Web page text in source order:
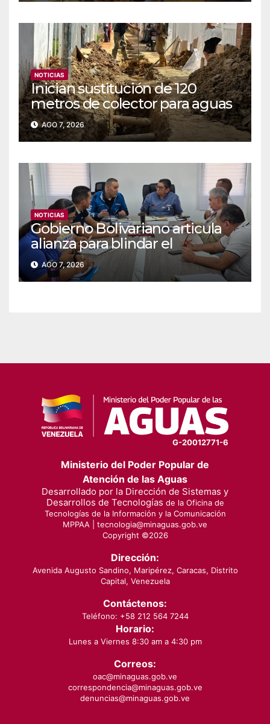
NOTICIAS
Inician sustitución de 120
metros de colector para aguas
servidas en Coche
AGO 7, 2026
NOTICIAS
Gobierno Bolivariano articula
alianza para blindar el
suministro de agua y
electricidad en Falcón
AGO 7, 2026
G-20012771-6
Ministerio del Poder Popular de
Atención de las Aguas
Desarrollado por la Dirección de Sistemas y
Desarrollos de Tecnologías de la Oficina de
Tecnologías de la Información y la Comunicación
MPPAA | tecnologia@minaguas.gob.ve
Copyright ©2026
Dirección:
Avenida Augusto Sandino, Maripérez, Caracas, Distrito
Capital, Venezuela
Contáctenos:
Teléfono: +58 212 564 7244
Horario:
Lunes a Viernes 8:30 am a 4:30 pm
Correos:
oac@minaguas.gob.ve
correspondencia@minaguas.gob.ve
denuncias@minaguas.gob.ve